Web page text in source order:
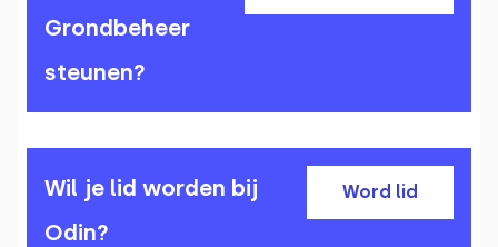
Grondbeheer
steunen?
Wil je lid worden bij
Odin?
Word lid